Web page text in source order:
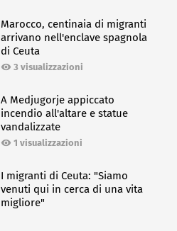
Marocco, centinaia di migranti
arrivano nell'enclave spagnola
di Ceuta
3 visualizzazioni
A Medjugorje appiccato
incendio all'altare e statue
vandalizzate
1 visualizzazioni
I migranti di Ceuta: "Siamo
venuti qui in cerca di una vita
migliore"